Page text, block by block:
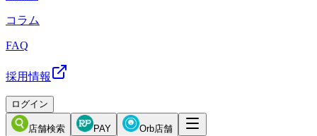
コラム
FAQ
採用情報
ログイン
店舗検索 PAY Orb店舗